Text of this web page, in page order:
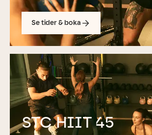
Se tider & boka
STC HIIT 45